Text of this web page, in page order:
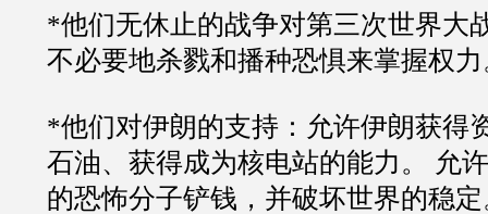
*他们无休止的战争对第三次世界大
不必要地杀戮和播种恐惧来掌握权
*他们对伊朗的支持：允许伊朗获得
石油、获得成为核电站的能力。 允
的恐怖分子铲钱，并破坏世界的稳